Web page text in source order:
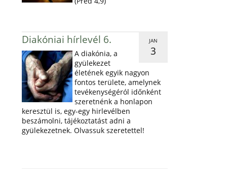
JAN
3
Diakóniai hírlevél 6.
A diakónia, a
gyülekezet
életének egyik nagyon
fontos területe, amelynek
tevékenységéról időnként
szeretnénk a honlapon
keresztül is, egy-egy hirlevélben
beszámolni, tájékoztatást adni a
gyülekezetnek. Olvassuk szeretettel!